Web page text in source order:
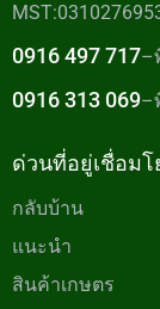
0916 497 717–
0916 313 069–
ด่วนที่อยู่เชื่อมโ
กลับบ้าน
แนะนำ
สินค้าเกษตร